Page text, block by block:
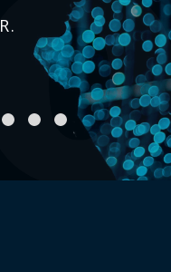
identità con